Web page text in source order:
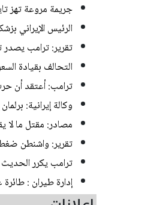
جريمة مروعة تهز تايلاند..
الرئيس الإيراني
تقرير: ترامب
التحالف بقيادة السعودية: إصابة 11 مدنيا
ترامب: أعتقد أن
وكالة إيرانية:
مصادر: مقتل ما لا يقل عن 30 من قوات الحكومة اليمنية
تقرير: واشنطن
ترامب يكرر
إدارة طيران :